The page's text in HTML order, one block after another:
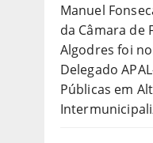
Manuel
da Câmara de
Algodres foi
Delegado
Públicas em